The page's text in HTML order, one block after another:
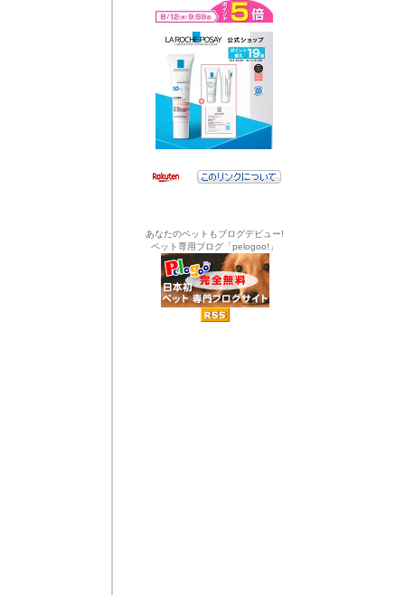
あなたのペットもブログデビュー!
ペット専用ブログ「pelogoo!」